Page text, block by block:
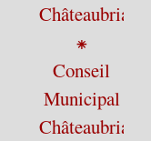
Châteaubriant
⁕
Conseil
Municipal
Châteaubriant